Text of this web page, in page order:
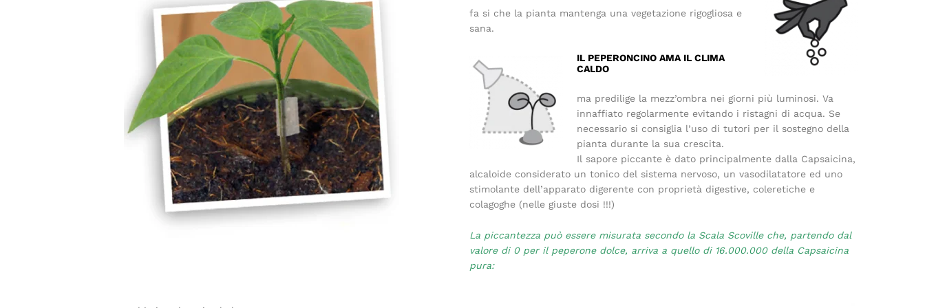
fa si che la pianta mantenga una vegetazione rigogliosa e
sana.
IL PEPERONCINO AMA IL CLIMA
CALDO
ma predilige la mezz’ombra nei giorni più luminosi. Va
innaffiato regolarmente evitando i ristagni di acqua. Se
necessario si consiglia l’uso di tutori per il sostegno della
pianta durante la sua crescita.
Il sapore piccante è dato principalmente dalla Capsaicina,
alcaloide considerato un tonico del sistema nervoso, un vasodilatatore ed uno
stimolante dell’apparato digerente con proprietà digestive, coleretiche e
colagoghe (nelle giuste dosi !!!)
La piccantezza può essere misurata secondo la Scala Scoville che, partendo dal
valore di 0 per il peperone dolce, arriva a quello di 16.000.000 della Capsaicina
pura: